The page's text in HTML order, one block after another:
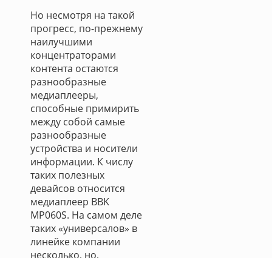
Но несмотря на такой
прогресс, по-прежнему
наилучшими
концентраторами
контента остаются
разнообразные
медиаплееры,
способные примирить
между собой самые
разнообразные
устройства и носители
информации. К числу
таких полезных
девайсов относится
медиаплеер BBK
MP060S. На самом деле
таких «универсалов» в
линейке компании
несколько, но,